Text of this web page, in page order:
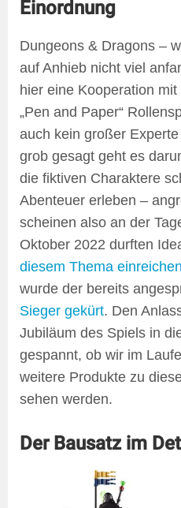
Einordnung
Dungeons & Dragons –
auf Anhieb nicht viel
hier eine Kooperation
„Pen and Paper“
auch kein großer
grob gesagt geht es
die fiktiven Charaktere
Abenteuer erleben –
scheinen also an der
Oktober 2022 durften
diesem Thema einreichen
wurde der bereits
Sieger gekürt. Den
Jubiläum des Spiels in
gespannt, ob wir im
weitere Produkte zu
sehen werden.
Der Bausatz im